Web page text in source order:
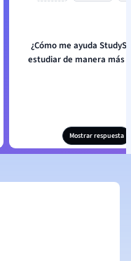
¿Cómo me ayuda
estudiar de manera más
Mostrar respuesta